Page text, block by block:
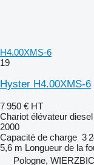
H4.00XMS-6
19
Hyster H4.00XMS-6
7 950 € HT
Chariot élévateur diesel
2000
Capacité de charge 3
5,6 m Longueur de la
Pologne,